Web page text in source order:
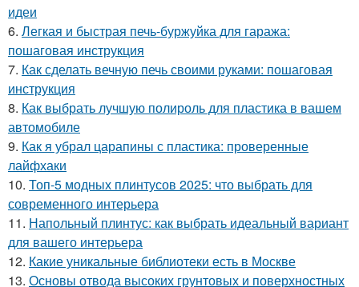
идеи
6. Легкая и быстрая печь-буржуйка для гаража:
пошаговая инструкция
7. Как сделать вечную печь своими руками: пошаговая
инструкция
8. Как выбрать лучшую полироль для пластика в вашем
автомобиле
9. Как я убрал царапины с пластика: проверенные
лайфхаки
10. Топ-5 модных плинтусов 2025: что выбрать для
современного интерьера
11. Напольный плинтус: как выбрать идеальный вариант
для вашего интерьера
12. Какие уникальные библиотеки есть в Москве
13. Основы отвода высоких грунтовых и поверхностных